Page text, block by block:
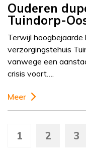
Ouderen
Tuindorp-
Terwijl
verzorgingstehuis
vanwege een
crisis voort….
Meer
1 2 3